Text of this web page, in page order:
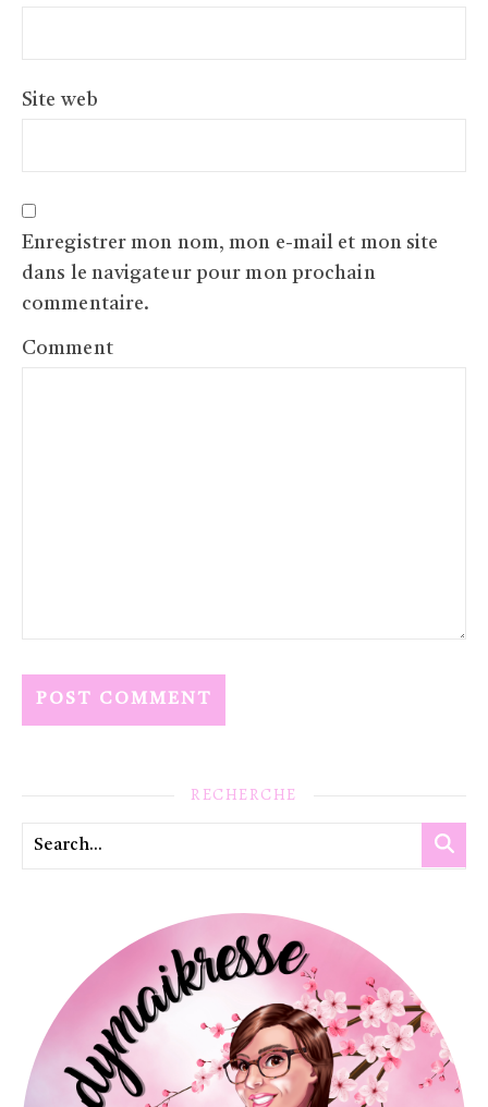
Site web
Enregistrer mon nom, mon e-mail et mon site
dans le navigateur pour mon prochain
commentaire.
Comment
RECHERCHE